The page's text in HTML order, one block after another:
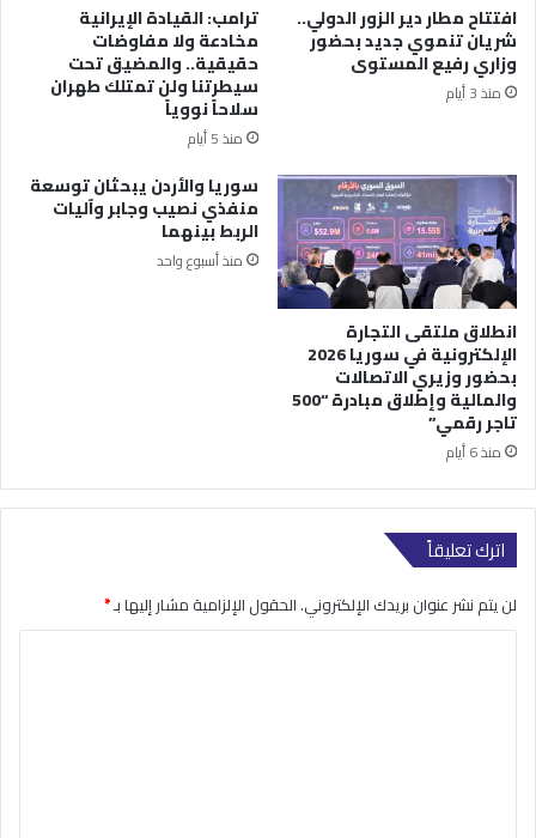
افتتاح مطار دير الزور الدولي..
شريان تنموي جديد بحضور
وزاري رفيع المستوى
منذ 3 أيام
ترامب: القيادة الإيرانية
مخادعة ولا مفاوضات
حقيقية.. والمضيق تحت
سيطرتنا ولن تمتلك طهران
سلاحاً نووياً
منذ 5 أيام
انطلاق ملتقى التجارة
الإلكترونية في سوريا 2026
بحضور وزيري الاتصالات
والمالية وإطلاق مبادرة “500
تاجر رقمي”
منذ 6 أيام
سوريا والأردن يبحثان توسعة
منفذي نصيب وجابر وآليات
الربط بينهما
منذ أسبوع واحد
اترك تعليقاً
لن يتم نشر عنوان بريدك الإلكتروني.الحقول الإلزامية مشار إليها بـ*